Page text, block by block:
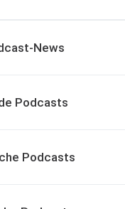
News
Podcasts
Podcasts